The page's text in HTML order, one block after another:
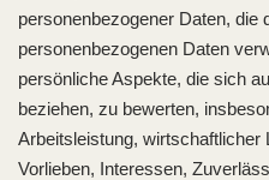
personenbezogener Daten, die
personenbezogenen Daten
persönliche Aspekte, die sich
beziehen, zu bewerten,
Arbeitsleistung, wirtschaftlicher
Vorlieben, Interessen,